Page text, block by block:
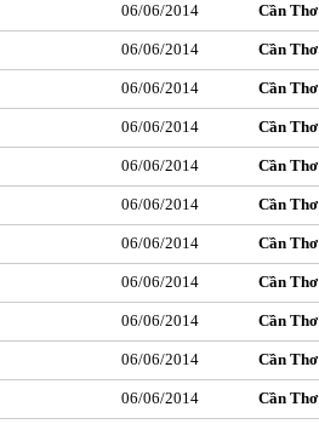
06/06/2014 Cần Thơ
06/06/2014 Cần Thơ
06/06/2014 Cần Thơ
06/06/2014 Cần Thơ
06/06/2014 Cần Thơ
06/06/2014 Cần Thơ
06/06/2014 Cần Thơ
06/06/2014 Cần Thơ
06/06/2014 Cần Thơ
06/06/2014 Cần Thơ
06/06/2014 Cần Thơ